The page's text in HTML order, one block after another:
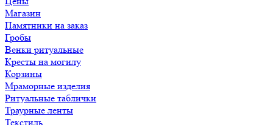
Магазин
Памятники на заказ
Гробы
Венки ритуальные
Кресты на могилу
Корзины
Мраморные изделия
Ритуальные таблички
Траурные ленты
Текстиль